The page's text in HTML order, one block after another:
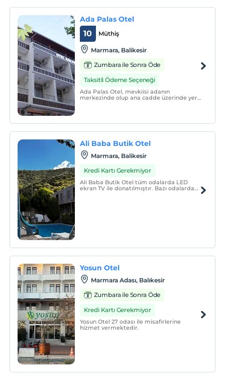
Ada Palas Otel
Müthiş
10
Marmara, Balikesir
Zumbara ile Sonra Öde
Taksitli Ödeme Seçeneği
Ada Palas Otel, mevkiisi adanın
merkezinde olup ana cadde üzerinde yer
Ali Baba Butik Otel
Marmara, Balikesir
Kredi Kartı Gerekmiyor
Ali Baba Butik Otel tüm odalarda LED
ekran TV ile donatılmıştır. Bazı odalarda
havuz ve bahçe manzarası bulunmaktadır.
Yosun Otel
Marmara Adası, Balıkesir
Zumbara ile Sonra Öde
Kredi Kartı Gerekmiyor
Yosun Otel 27 odası ile misafirlerine
hizmet vermektedir.